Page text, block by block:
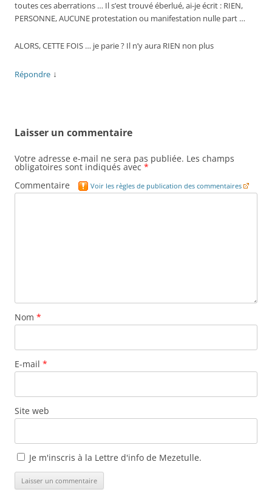
toutes ces aberrations … Il s’est trouvé éberlué, ai-je écrit : RIEN,
PERSONNE, AUCUNE protestation ou manifestation nulle part …
ALORS, CETTE FOIS … je parie ? Il n’y aura RIEN non plus
Répondre ↓
Laisser un commentaire
Votre adresse e-mail ne sera pas publiée. Les champs
obligatoires sont indiqués avec *
Commentaire
Voir les règles de publication des commentaires
Nom *
E-mail *
Site web
Je m'inscris à la Lettre d'info de Mezetulle.